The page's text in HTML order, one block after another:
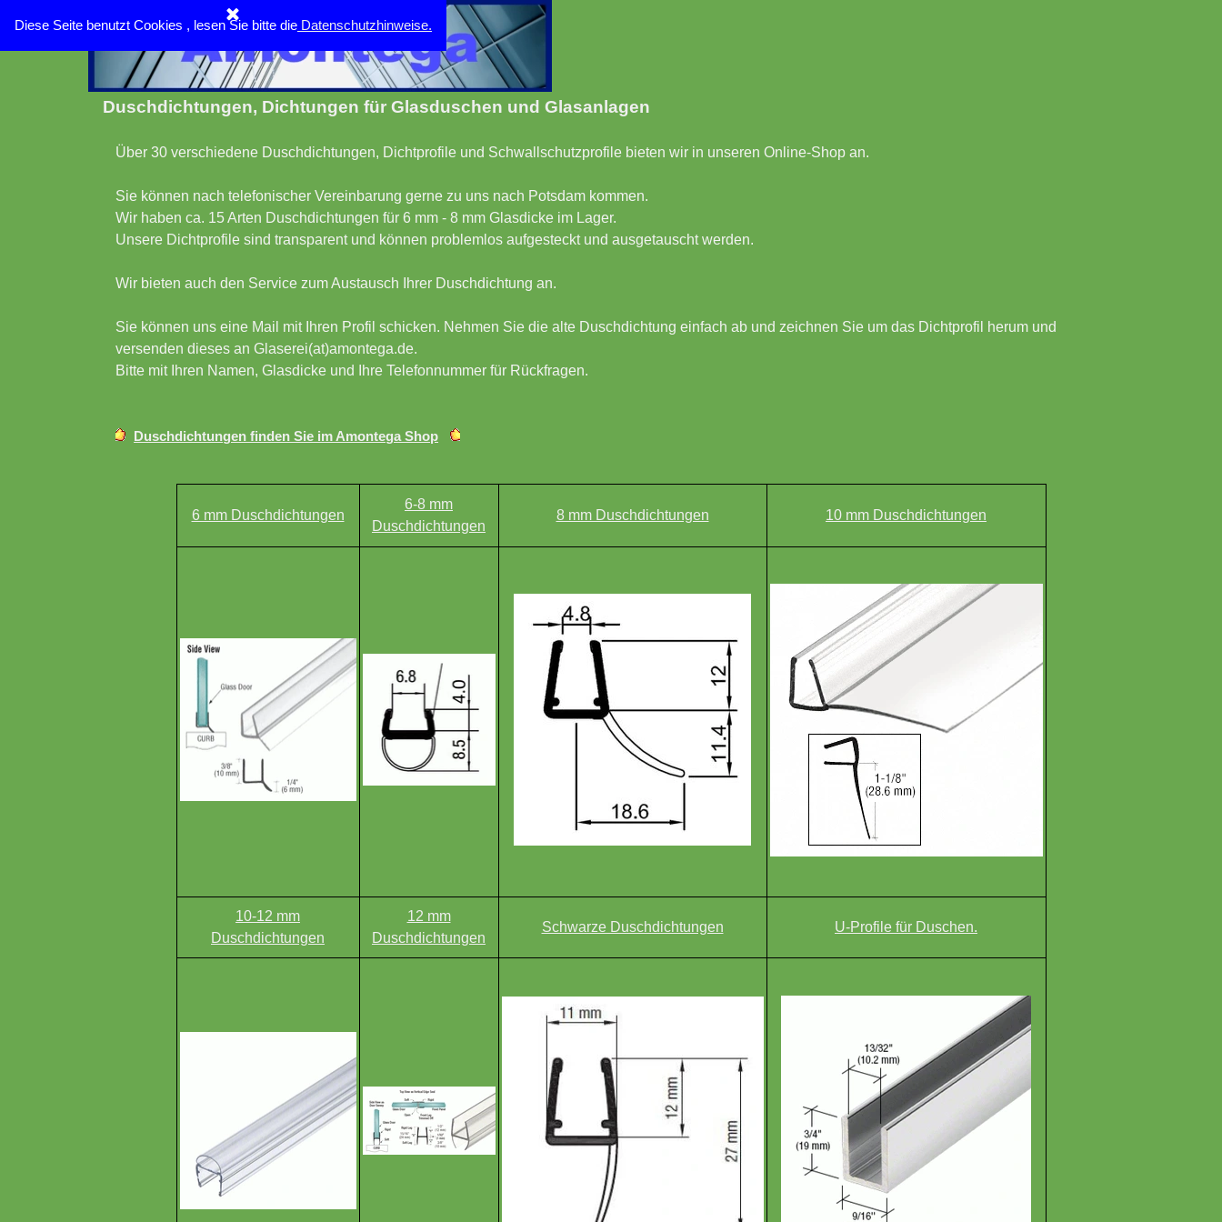
Diese Seite benutzt Cookies , lesen Sie bitte die Datenschutzhinweise.
Menü überspringen
Duschdichtungen, Dichtungen für Glasduschen und Glasanlagen
Über 30 verschiedene Duschdichtungen, Dichtprofile und Schwallschutzprofile bieten wir in unseren Online-Shop an.
Sie können nach telefonischer Vereinbarung gerne zu uns nach Potsdam kommen.
Wir haben ca. 15 Arten Duschdichtungen für 6 mm - 8 mm Glasdicke im Lager.
Unsere Dichtprofile sind transparent und können problemlos aufgesteckt und ausgetauscht werden.
Wir bieten auch den Service zum Austausch Ihrer Duschdichtung an.
Sie können uns eine Mail mit Ihren Profil schicken. Nehmen Sie die alte Duschdichtung einfach ab und zeichnen Sie um das Dichtprofil herum und
versenden dieses an Glaserei(at)amontega.de.
Bitte mit Ihren Namen, Glasdicke und Ihre Telefonnummer für Rückfragen.
Duschdichtungen finden Sie im Amontega Shop
6 mm Duschdichtungen
6-8 mm
Duschdichtungen
8 mm Duschdichtungen 10 mm Duschdichtungen
10-12 mm
Duschdichtungen
12 mm
Duschdichtungen
Schwarze Duschdichtungen U-Profile für Duschen.